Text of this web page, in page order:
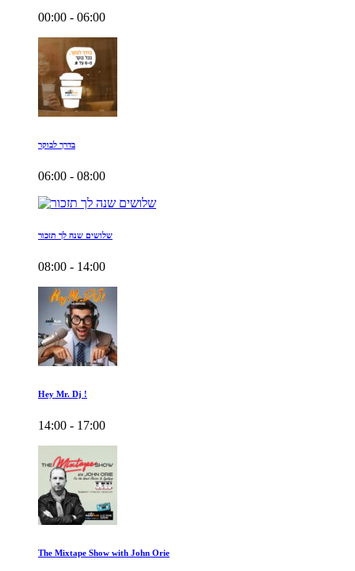
00:00 - 06:00
בדרך לבוקר
06:00 - 08:00
שלושים שנה לך תזכור
08:00 - 14:00
Hey Mr. Dj !
14:00 - 17:00
The Mixtape Show with John Orie